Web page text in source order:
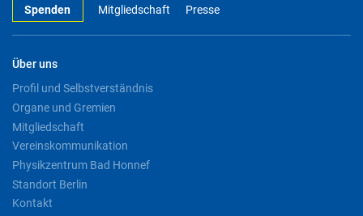
Spenden Mitgliedschaft Presse
Über uns
Profil und Selbstverständnis
Organe und Gremien
Mitgliedschaft
Vereinskommunikation
Physikzentrum Bad Honnef
Standort Berlin
Kontakt